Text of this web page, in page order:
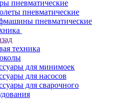
пневматические
пневматические
пневматические
техника
для минимоек
для насосов
для сварочного